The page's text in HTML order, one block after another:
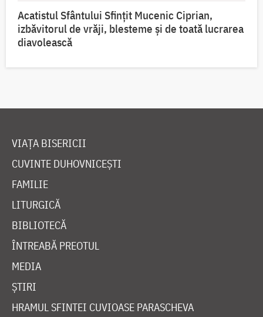
Acatistul Sfântului Sfințit Mucenic Ciprian,
izbăvitorul de vrăji, blesteme și de toată lucrarea
diavolească
VIAȚA BISERICII
CUVINTE DUHOVNICEȘTI
FAMILIE
LITURGICĂ
BIBLIOTECĂ
ÎNTREABĂ PREOTUL
MEDIA
ȘTIRI
HRAMUL SFINTEI CUVIOASE PARASCHEVA